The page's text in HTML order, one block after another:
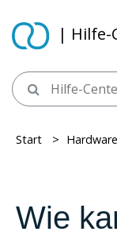
| Hilfe-
Start > ​ Hardware
Wie